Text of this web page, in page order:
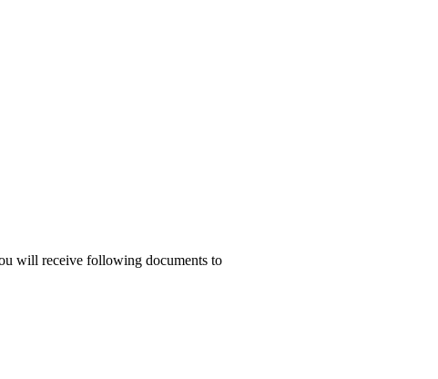
will receive following documents to